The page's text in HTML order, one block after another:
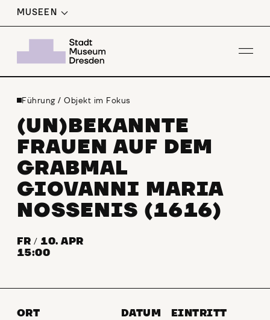
MUSEEN
Führung/Objekt im Fokus
(UN)BEKANNTE
FRAUEN AUF DEM
GRABMAL
GIOVANNI MARIA
NOSSENIS (1616)
FR / 10. APR
15:00
ORT
DATUM
EINTRITT